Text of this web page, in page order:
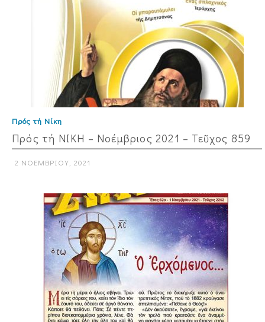
Πρός τή Νίκη
Πρός τή ΝΙΚΗ – Νοέμβριος 2021 – Τεῦχος 859
2 ΝΟΕΜΒΡΊΟΥ, 2021